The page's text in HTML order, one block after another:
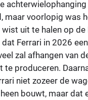
maar voorlopig was
uit te halen op de
Ferrari in 2026
zal afhangen van
te produceren.
niet zozeer de
bouwt, maar dat